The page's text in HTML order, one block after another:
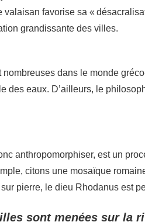
favorise sa «
grandissante des villes.
dans le monde
des eaux. D’ailleurs, le
anthropomorphiser, est un
citons une mosaïque
pierre, le dieu Rhodanus est
sont menées sur la